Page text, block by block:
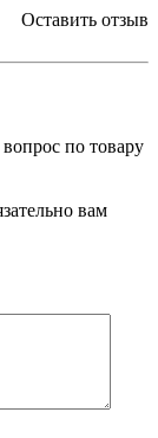
Оставить отзыв
по товару
вам